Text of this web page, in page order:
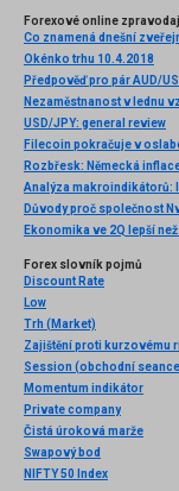
Forexové online
Okénko trhu 10.4.2018
Předpověď pro pár AUD/
Nezaměstnanost v lednu
USD/JPY: general review
Filecoin pokračuje v
Důvody proč společnost
Ekonomika ve 2Q lepší
Forex slovník pojmů
Discount Rate
Low
Trh (Market)
Zajištění proti kurzovému
Session (obchodní
Momentum indikátor
Private company
Čistá úroková marže
Swapový bod
NIFTY 50 Index